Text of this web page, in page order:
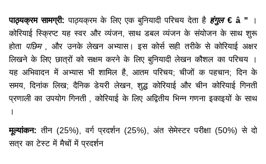
पाठ्यक्रम सामग्री: पाठ्यक्रम के लिए एक बुनियादी परिचय देता है हंगुल€ â " ।
कोरियाई स्क्रिप्टयह स्वर और व्यंजन, साथ डबल व्यंजन के संयोजन के साथ शुरू
होता पछिम , और उनके लेखन अभ्यास।इस कोर्स सही तरीके से कोरियाई अक्षर
लिखने के लिए छात्रों को सक्षम करने के लिए बुनियादी लेखन कौशल का परिचय
।
यह अभिवादन में अभ्यास भी शामिल है,आतम परिचय;चीजों कपहचान; दिन के
समय,दिनांक लिख;दैनिक डेयरी लेखन, शुद्ध कोरियाई और चीन कोरियाई गिनती
प्रणाली का उपयोग गिनती , कोरियाई के लिए अद्वितीय भिन्न गणना इकाइयों के साथ
।
मूल्यांकन: तीन (25%), वर्ग प्रदर्शन (25%), अंत सेमेस्टर परीक्षा (50%) से दो
सत्र का टेस्ट में मैचों में प्रदर्शन